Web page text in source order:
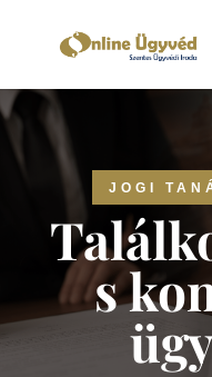
JOGI
s